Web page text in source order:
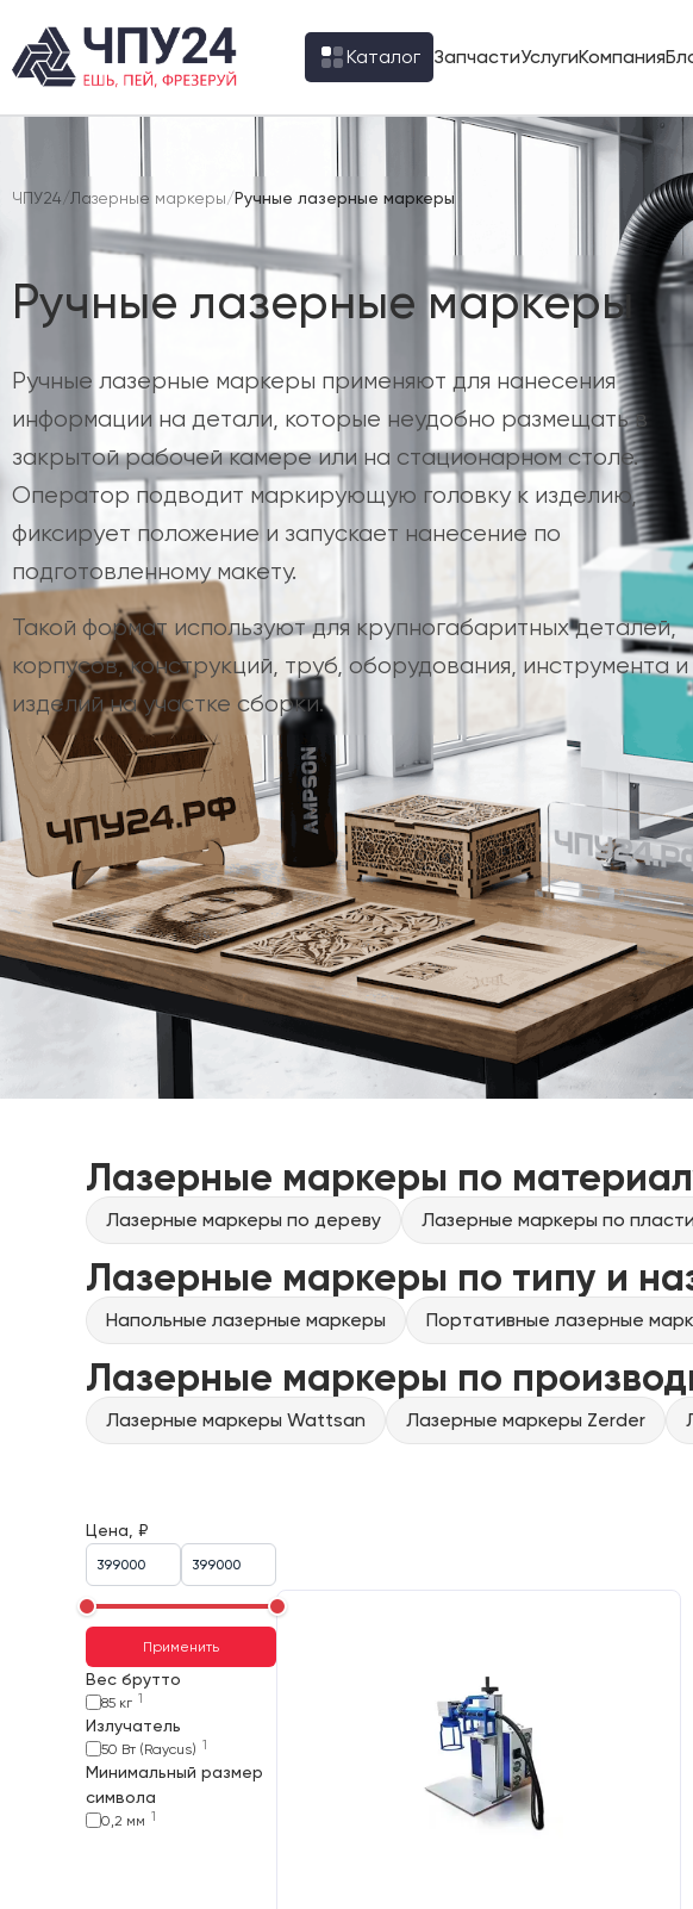
Каталог ЗапчастиУслугиКомпания
ЧПУ24/Лазерные маркеры/Ручные лазерные маркеры
Ручные лазерные маркеры
Ручные лазерные маркеры применяют для нанесения
информации на детали, которые неудобно размещать в
закрытой рабочей камере или на стационарном столе.
Оператор подводит маркирующую головку к изделию,
фиксирует положение и запускает нанесение по
подготовленному макету.
Такой формат используют для крупногабаритных деталей,
корпусов, конструкций, труб, оборудования, инструмента и
изделий на участке сборки.
Лазерные маркеры по
Лазерные маркеры по дереву Лазерные маркеры по
Лазерные маркеры по типу и
Напольные лазерные маркеры Портативные лазерные
Лазерные маркеры по
Лазерные маркеры Wattsan Лазерные маркеры Zerder
Цена, ₽
Применить
Вес брутто
85 кг 1
Излучатель
50 Вт (Raycus) 1
Минимальный размер
символа
0,2 мм 1